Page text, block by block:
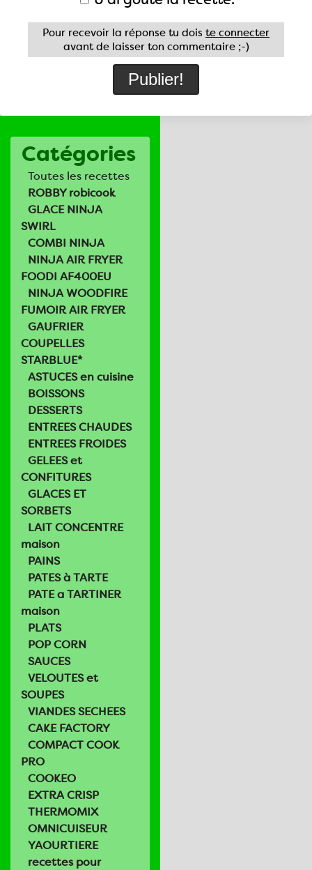
Catégories
Toutes les recettes
ROBBY robicook
GLACE NINJA
SWIRL
COMBI NINJA
NINJA AIR FRYER
FOODI AF400EU
NINJA WOODFIRE
FUMOIR AIR FRYER
GAUFRIER
COUPELLES
STARBLUE*
ASTUCES en cuisine
BOISSONS
DESSERTS
ENTREES CHAUDES
ENTREES FROIDES
GELEES et
CONFITURES
GLACES ET
SORBETS
LAIT CONCENTRE
maison
PAINS
PATES à TARTE
PATE a TARTINER
maison
PLATS
POP CORN
SAUCES
VELOUTES et
SOUPES
VIANDES SECHEES
CAKE FACTORY
COMPACT COOK
PRO
COOKEO
EXTRA CRISP
THERMOMIX
OMNICUISEUR
YAOURTIERE
recettes pour
Pour recevoir la réponse tu dois te connecter
avant de laisser ton commentaire ;-)